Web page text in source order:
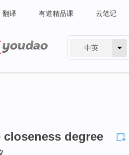
翻译 有道精品课 云笔记
中英
closeness degree